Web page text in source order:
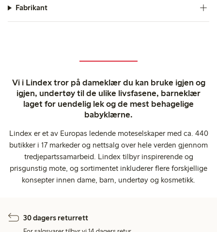
Fabrikant
Vi i Lindex tror på dameklær du kan bruke igjen og
igjen, undertøy til de ulike livsfasene, barneklær
laget for uendelig lek og de mest behagelige
babyklærne.
Lindex er et av Europas ledende moteselskaper med ca. 440
butikker i 17 markeder og nettsalg over hele verden gjennom
tredjepartssamarbeid. Lindex tilbyr inspirerende og
prisgunstig mote, og sortimentet inkluderer flere forskjellige
konsepter innen dame, barn, undertøy og kosmetikk.
30 dagers returrett